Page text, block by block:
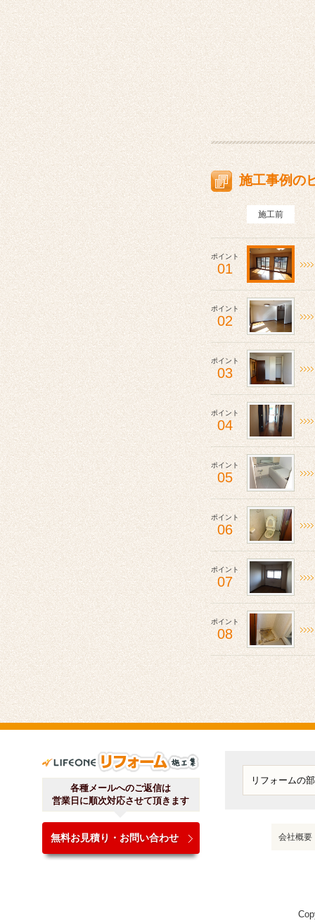
施工事例の
施工前
ポイント
01
ポイント
02
ポイント
03
ポイント
04
ポイント
05
ポイント
06
ポイント
07
ポイント
08
各種メールへのご返信は
営業日に順次対応させて頂きます
無料お見積り・お問い合わせ 会社概要